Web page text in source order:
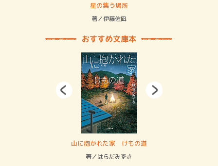
星の集う場所
著／伊藤佐凪
おすすめ文庫本
山に抱かれた家 けもの道
著／はらだみずき